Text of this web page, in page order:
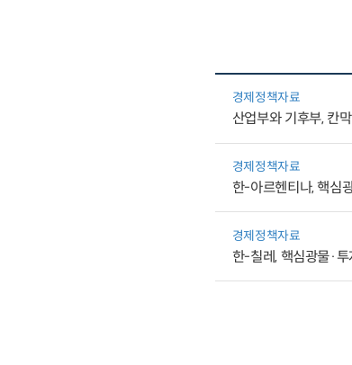
경제정책자료
산업부와 기후부, 칸
경제정책자료
한-아르헨티나, 핵심
경제정책자료
한-칠레, 핵심광물·